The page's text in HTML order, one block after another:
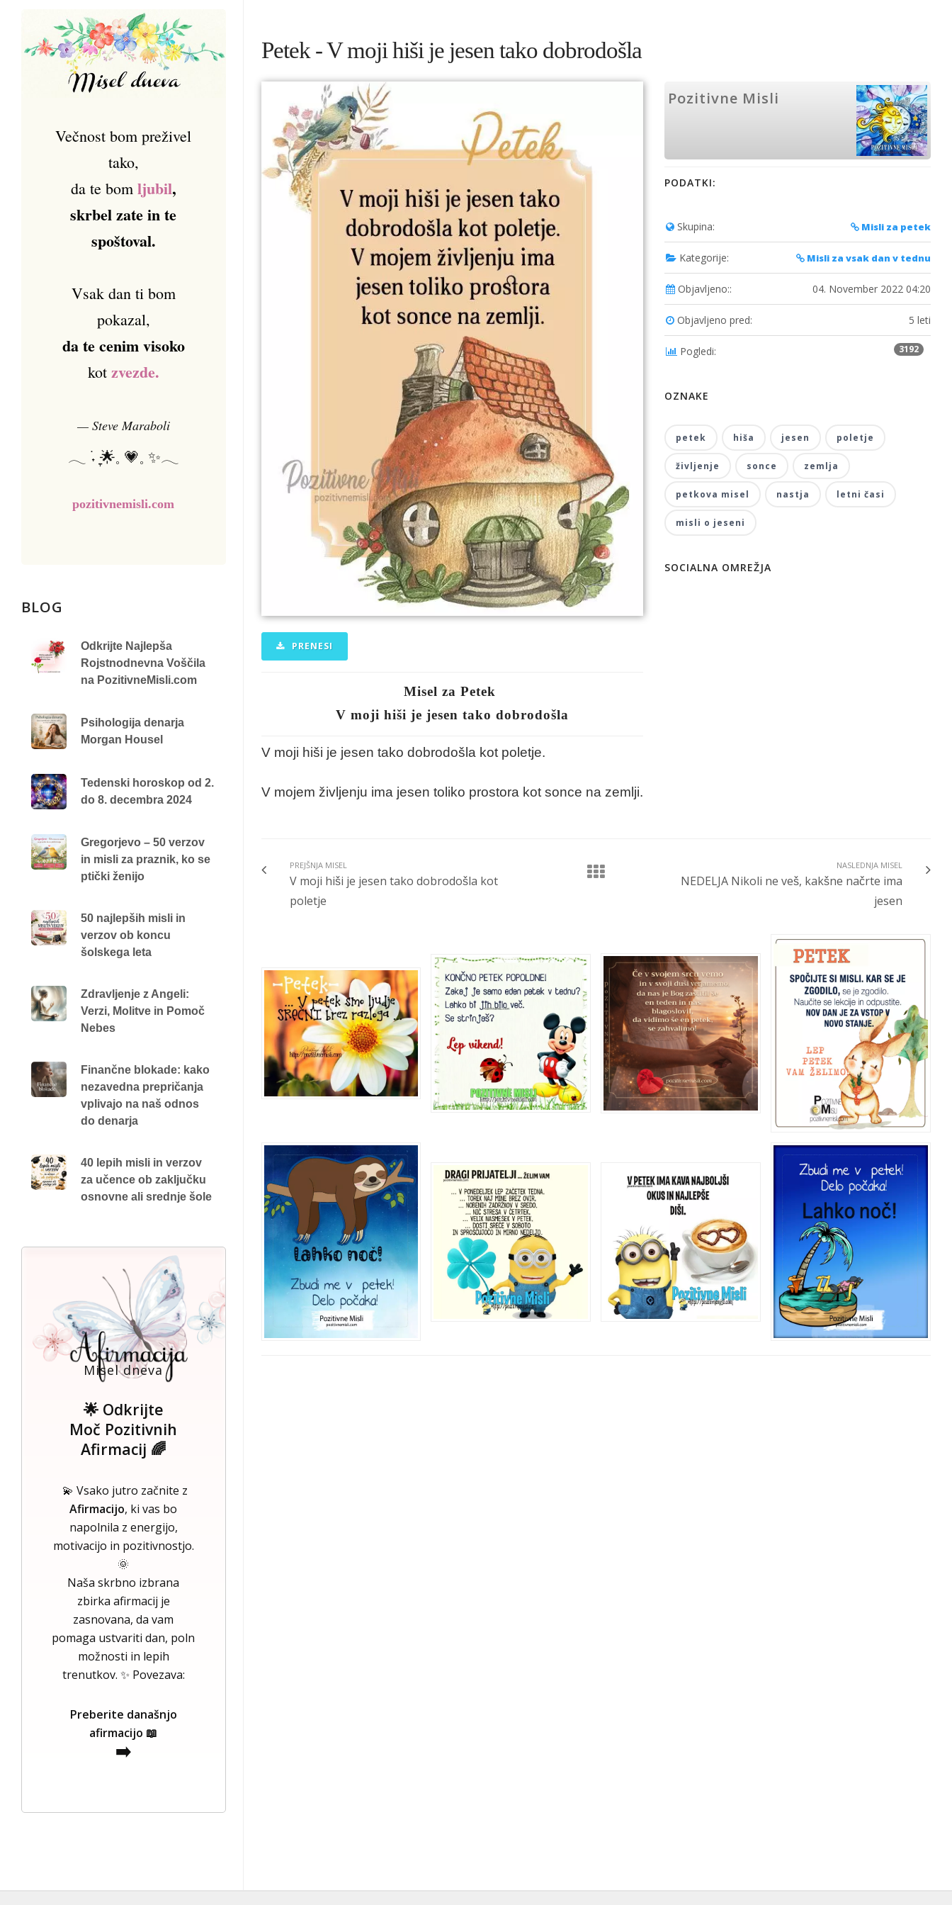
Petek - V moji hiši je jesen tako dobrodošla
PRENESI
Misel za Petek
V moji hiši je jesen tako dobrodošla
V moji hiši je jesen tako dobrodošla kot poletje.
V mojem življenju ima jesen toliko prostora kot sonce na zemlji.
Pozitivne Misli
PODATKI:
Skupina: Misli za petek
Kategorije: Misli za vsak dan v tednu
Objavljeno:: 04. November 2022 04:20
Objavljeno pred: 5 leti
Pogledi: 3192
OZNAKE
petek hiša jesen poletje
življenje sonce zemlja
petkova misel nastja letni časi
misli o jeseni
SOCIALNA OMREŽJA
PREJŠNJA MISEL
V moji hiši je jesen tako dobrodošla kot
poletje
NASLEDNJA MISEL
NEDELJA Nikoli ne veš, kakšne načrte ima
jesen
Večnost bom preživel
tako,
da te bom ljubil,
skrbel zate in te
spoštoval.
Vsak dan ti bom
pokazal,
da te cenim visoko
kot zvezde.
— Steve Maraboli
𓂃 ࣪˖ ִֶָ🌟𓈒 💗𓈒 ✨𓂃
pozitivnemisli.com
BLOG
Odkrijte Najlepša
Rojstnodnevna Voščila
na PozitivneMisli.com
Psihologija denarja
Morgan Housel
Tedenski horoskop od 2.
do 8. decembra 2024
Gregorjevo – 50 verzov
in misli za praznik, ko se
ptički ženijo
50 najlepših misli in
verzov ob koncu
šolskega leta
Zdravljenje z Angeli:
Verzi, Molitve in Pomoč
Nebes
Finančne blokade: kako
nezavedna prepričanja
vplivajo na naš odnos
do denarja
40 lepih misli in verzov
za učence ob zaključku
osnovne ali srednje šole
Misel dneva
🌟 Odkrijte
Moč Pozitivnih
Afirmacij 🌈
💫 Vsako jutro začnite z
Afirmacijo, ki vas bo
napolnila z energijo,
motivacijo in pozitivnostjo.
🌞
Naša skrbno izbrana
zbirka afirmacij je
zasnovana, da vam
pomaga ustvariti dan, poln
možnosti in lepih
trenutkov. ✨ Povezava:
Preberite današnjo
afirmacijo 📖
➡️